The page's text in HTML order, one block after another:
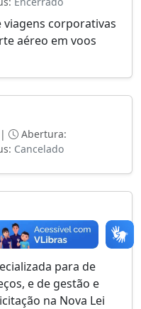
viagens corporativas
aéreo em voos
Abertura:
Cancelado
|
Abertura:
Encerrado
para de
e de gestão e
na Nova Lei